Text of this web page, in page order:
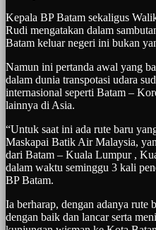
Kepala BP Batam sekaligus
Rudi mengatakan dalam
Batam keluar negeri ini bukan
Namun ini pertanda awal yang
dalam dunia transpotasi udara
internasional seperti Batam –
lainnya di Asia.
“Untuk saat ini ada rute baru
Maskapai Batik Air Malaysia,
dari Batam – Kuala Lumpur ,
dalam waktu seminggu 3 kali
BP Batam.
Ia berharap, dengan adanya rute
dengan baik dan lancar serta